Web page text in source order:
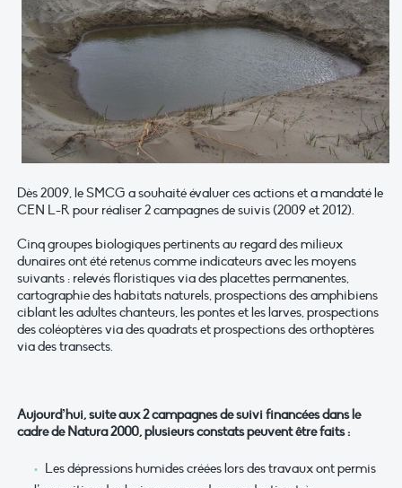
Dès 2009, le SMCG a souhaité évaluer ces actions et a mandaté le
CEN L-R pour réaliser 2 campagnes de suivis (2009 et 2012).
Cinq groupes biologiques pertinents au regard des milieux
dunaires ont été retenus comme indicateurs avec les moyens
suivants : relevés floristiques via des placettes permanentes,
cartographie des habitats naturels, prospections des amphibiens
ciblant les adultes chanteurs, les pontes et les larves, prospections
des coléoptères via des quadrats et prospections des orthoptères
via des transects.
Aujourd’hui, suite aux 2 campagnes de suivi financées dans le
cadre de Natura 2000, plusieurs constats peuvent être faits :
Les dépressions humides créées lors des travaux ont permis